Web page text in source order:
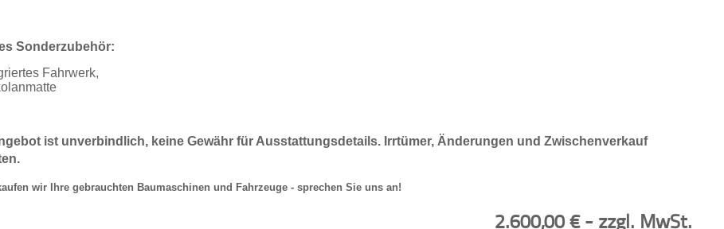
Sonderzubehör:
Fahrwerk,
ist unverbindlich, keine Gewähr für Ausstattungsdetails. Irrtümer, Änderungen und Zwischenverkauf
wir Ihre gebrauchten Baumaschinen und Fahrzeuge - sprechen Sie uns an!
2.600,00€- zzgl. MwSt.